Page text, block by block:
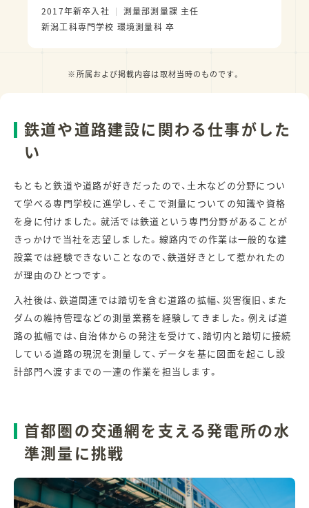
2017年新卒入社
測量部測量課 主任
新潟工科専門学校 環境測量科 卒
※所属および掲載内容は取材当時のものです。
鉄道や道路建設に関わる仕事がした
い
もともと鉄道や道路が好きだったので、土木などの分野につい
て学べる専門学校に進学し、そこで測量についての知識や資格
を身に付けました。就活では鉄道という専門分野があることが
きっかけで当社を志望しました。線路内での作業は一般的な建
設業では経験できないことなので、鉄道好きとして惹かれたの
が理由のひとつです。
入社後は、鉄道関連では踏切を含む道路の拡幅、災害復旧、また
ダムの維持管理などの測量業務を経験してきました。例えば道
路の拡幅では、自治体からの発注を受けて、踏切内と踏切に接続
している道路の現況を測量して、データを基に図面を起こし設
計部門へ渡すまでの一連の作業を担当します。
首都圏の交通網を支える発電所の水
準測量に挑戦